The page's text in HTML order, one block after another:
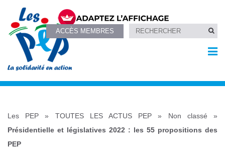
ACCÈS MEMBRES
Les PEP » TOUTES LES ACTUS PEP » Non classé »
Présidentielle et législatives 2022 : les 55 propositions des
PEP